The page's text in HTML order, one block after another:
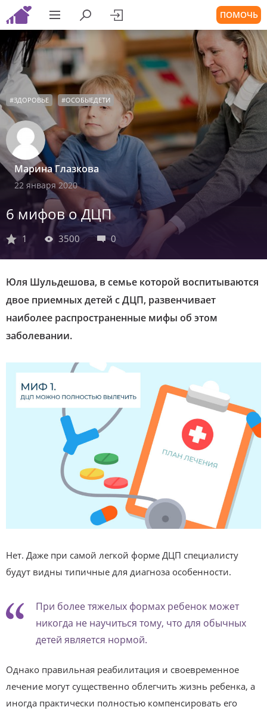
ПОМОЧЬ
#ЗДОРОВЬЕ #ОСОБЫЕДЕТИ
Марина Глазкова
22 января 2020
6 мифов о ДЦП
1 3500 0
Юля Шульдешова, в семье которой воспитываются
двое приемных детей с ДЦП, развенчивает
наиболее распространенные мифы об этом
заболевании.
Нет. Даже при самой легкой форме ДЦП специалисту
будут видны типичные для диагноза особенности.
При более тяжелых формах ребенок может
никогда не научиться тому, что для обычных
детей является нормой.
Однако правильная реабилитация и своевременное
лечение могут существенно облегчить жизнь ребенка, а
иногда практически полностью компенсировать его